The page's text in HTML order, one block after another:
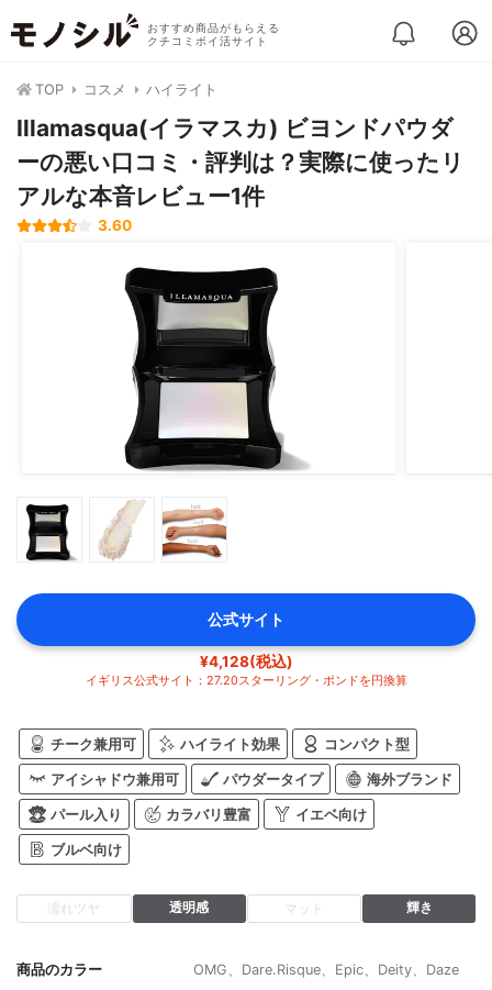
おすすめ商品がもらえる
クチコミポイ活サイト
TOP コスメ ハイライト
Illamasqua(イラマスカ) ビヨンドパウダ
ーの悪い口コミ・評判は？実際に使ったリ
アルな本音レビュー1件
3.60
公式サイト
¥4,128(税込)
イギリス公式サイト：27.20スターリング・ポンドを円換算
チーク兼用可 ハイライト効果 コンパクト型
アイシャドウ兼用可 パウダータイプ 海外ブランド
パール入り カラバリ豊富 イエベ向け
ブルベ向け
濡れツヤ 透明感 マット 輝き
商品のカラー
OMG、Dare.Risque、Epic、Deity、Daze